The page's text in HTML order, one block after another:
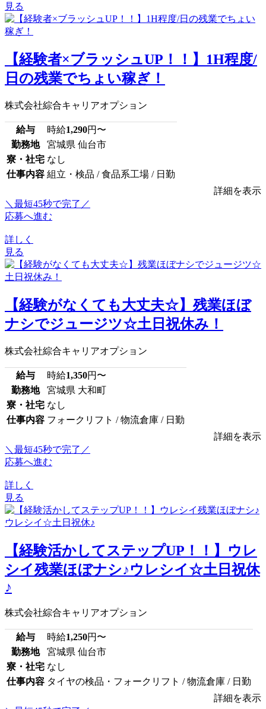
見る
【経験者×ブラッシュUP！！】1H程度/
日の残業でちょい稼ぎ！
株式会社綜合キャリアオプション
給与 時給1,290円〜
勤務地
宮城県 仙台市
寮・社宅 なし
仕事内容 組立・検品 / 食品系工場 / 日勤
詳細を表示
＼最短45秒で完了／
応募へ進む
詳しく
見る
【経験がなくても大丈夫☆】残業ほぼ
ナシでジュージツ☆土日祝休み！
株式会社綜合キャリアオプション
給与 時給1,350円〜
勤務地
宮城県 大和町
寮・社宅 なし
仕事内容 フォークリフト / 物流倉庫 / 日勤
詳細を表示
＼最短45秒で完了／
応募へ進む
詳しく
見る
【経験活かしてステップUP！！】ウレ
シイ残業ほぼナシ♪ウレシイ☆土日祝休
♪
株式会社綜合キャリアオプション
給与 時給1,250円〜
勤務地
宮城県 仙台市
寮・社宅 なし
仕事内容 タイヤの検品・フォークリフト / 物流倉庫 / 日勤
詳細を表示